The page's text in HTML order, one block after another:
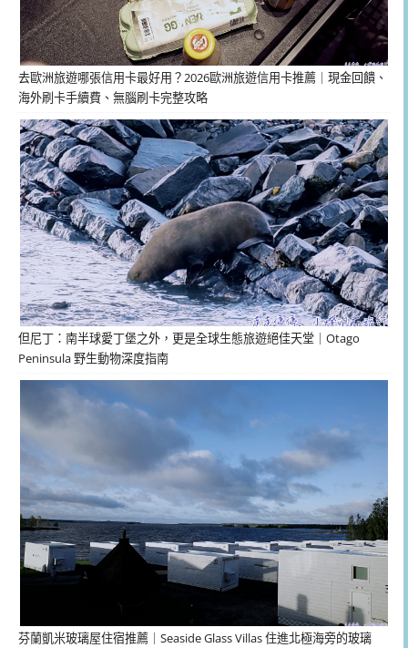
去歐洲旅遊哪張信用卡最好用？2026歐洲旅遊信用卡推薦｜現金回饋、
海外刷卡手續費、無腦刷卡完整攻略
但尼丁：南半球愛丁堡之外，更是全球生態旅遊絕佳天堂｜Otago
Peninsula 野生動物深度指南
芬蘭凱米玻璃屋住宿推薦｜Seaside Glass Villas 住進北極海旁的玻璃